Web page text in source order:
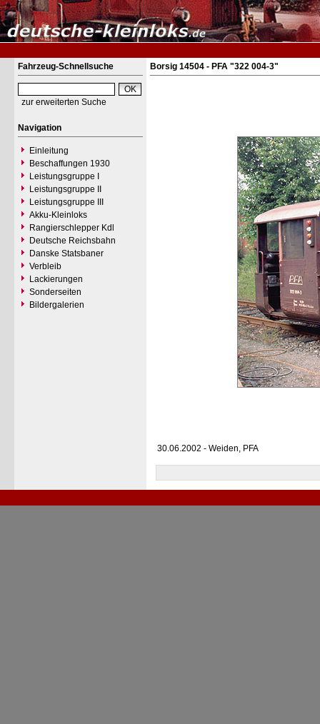
Fahrzeug-Schnellsuche
zur erweiterten Suche
Navigation
Einleitung
Beschaffungen 1930
Leistungsgruppe I
Leistungsgruppe II
Leistungsgruppe III
Akku-Kleinloks
Rangierschlepper Kdl
Deutsche Reichsbahn
Danske Statsbaner
Verbleib
Lackierungen
Sonderseiten
Bildergalerien
Borsig 14504 - PFA "322 004-3"
30.06.2002 - Weiden, PFA